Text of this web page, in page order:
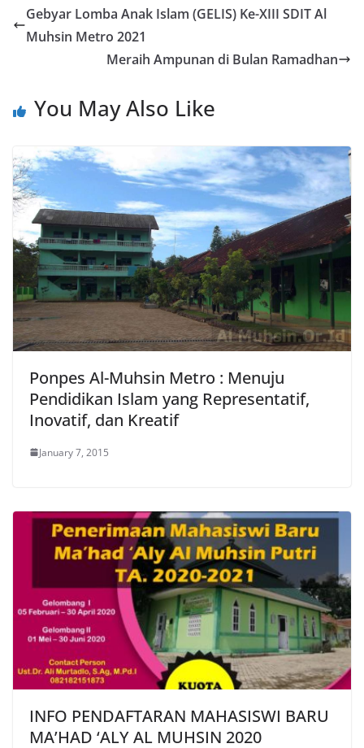
Gebyar Lomba Anak Islam (GELIS) Ke-XIII SDIT Al
Muhsin Metro 2021
Meraih Ampunan di Bulan Ramadhan
You May Also Like
Ponpes Al-Muhsin Metro : Menuju
Pendidikan Islam yang Representatif,
Inovatif, dan Kreatif
January 7, 2015
INFO PENDAFTARAN MAHASISWI BARU
MA’HAD ‘ALY AL MUHSIN 2020